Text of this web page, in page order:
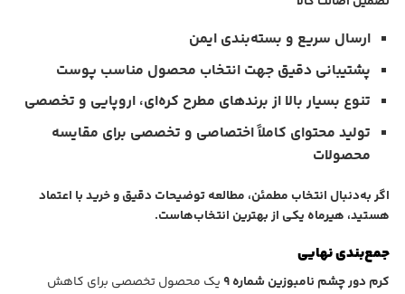
ارسال سریع و بسته‌بندی ایمن
پشتیبانی دقیق جهت انتخاب محصول مناسب پوست
تنوع بسیار بالا از برندهای مطرح کره‌ای، اروپایی و تخصصی
تولید محتوای کاملاً اختصاصی و تخصصی برای مقایسه
محصولات
اگر به‌دنبال انتخاب مطمئن، مطالعه توضیحات دقیق و خرید با اعتماد
هستید، هیرماه یکی از بهترین انتخاب‌هاست.
جمع‌بندی نهایی
کرم دور چشم نامبوزین شماره ۹ یک محصول تخصصی برای کاهش